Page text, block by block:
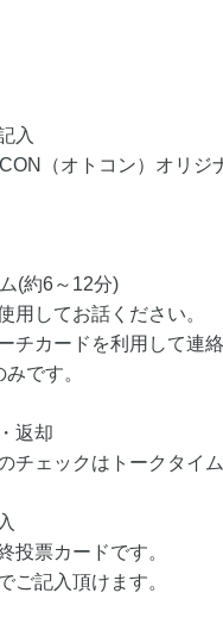
入
（オトコン）オリジ
(約6～12分)
用してお話ください。
チカードを利用して連
です。
返却
チェックはトークタイム
投票カードです。
ご記入頂けます。